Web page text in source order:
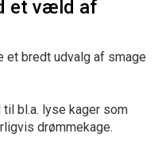
et væld af
et bredt udvalg af smage
til bl.a. lyse kager som
drømmekage.